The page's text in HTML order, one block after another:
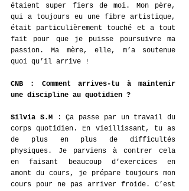
étaient super fiers de moi. Mon père,
qui a toujours eu une fibre artistique,
était particulièrement touché et a tout
fait pour que je puisse poursuivre ma
passion. Ma mère, elle, m’a soutenue
quoi qu’il arrive !
CNB : Comment arrives-tu à maintenir
une discipline au quotidien ?
Silvia S.M : Ça passe par un travail du
corps quotidien. En vieillissant, tu as
de plus en plus de difficultés
physiques. Je parviens à contrer cela
en faisant beaucoup d’exercices en
amont du cours, je prépare toujours mon
cours pour ne pas arriver froide. C’est